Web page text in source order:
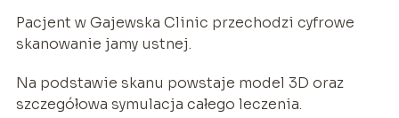
Pacjent w Gajewska Clinic przechodzi cyfrowe
skanowanie jamy ustnej.
Na podstawie skanu powstaje model 3D oraz
szczegółowa symulacja całego leczenia.